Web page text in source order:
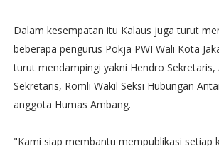
Dalam kesempatan itu Kalaus juga turut
beberapa pengurus Pokja PWI Wali Kota
turut mendampingi yakni Hendro Sekretaris,
Sekretaris, Romli Wakil Seksi Hubungan
anggota Humas Ambang.
"Kami siap membantu mempublikasi setiap